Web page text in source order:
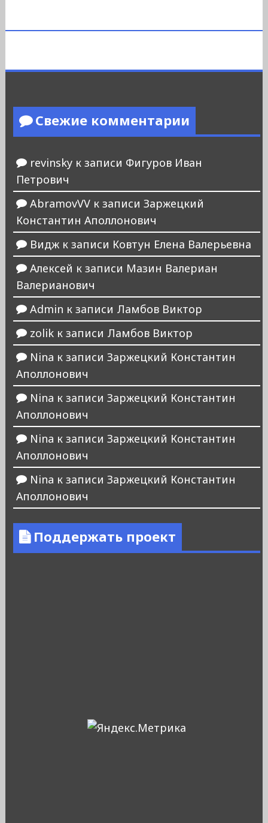
Свежие комментарии
revinskyк записи Фигуров Иван
Петрович
AbramovVVк записи Заржецкий
Константин Аполлонович
Виджк записи Ковтун Елена Валерьевна
Алексей к записи Мазин Валериан
Валерианович
Admin к записи Ламбов Виктор
zolikк записи Ламбов Виктор
Nina к записи Заржецкий Константин
Аполлонович
Nina к записи Заржецкий Константин
Аполлонович
Nina к записи Заржецкий Константин
Аполлонович
Nina к записи Заржецкий Константин
Аполлонович
Поддержать проект